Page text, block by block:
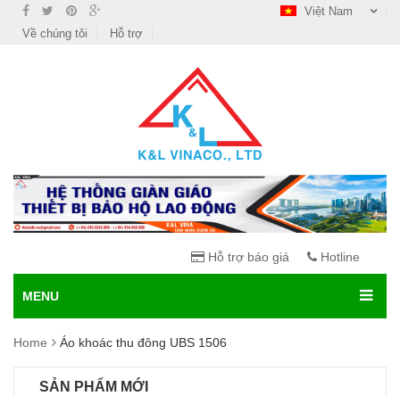
Việt Nam
Về chúng tôi
Hỗ trợ
Hỗ trợ báo giá Hotline
MENU
Home Áo khoác thu đông UBS 1506
SẢN PHẨM MỚI